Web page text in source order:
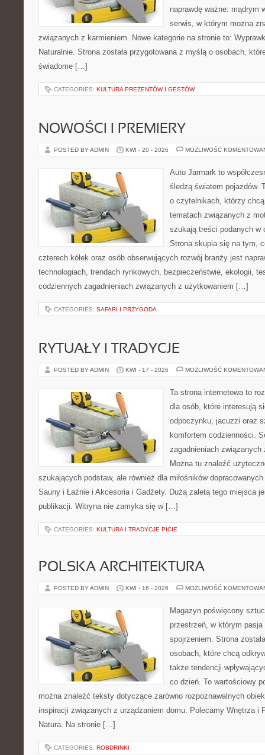
naprawdę ważne: mądrym
serwis, w którym można
związanych z karmieniem. Nowe kategorie na stronie to:
Naturalnie. Strona została przygotowana z myślą o osobach,
świadome […]
CATEGORIES: KULTURA PREZENTÓW I GESTÓW
NOWOŚCI I PREMIERY
POSTED BY ADMIN KWI - 20 - 2026 MOŻLIWOŚĆ
Auto Jarmark to
śledzą światem pojazdów.
o czytelnikach, którzy
tematach związanych z
szukają treści podanych
Strona skupia się na tym,
czterech kółek oraz osób obserwujących rozwój branży jest
technologiach, trendach rynkowych, bezpieczeństwie, ekologii,
codziennych zagadnieniach związanych z użytkowaniem […]
CATEGORIES: SAFARI I PRZYGODA
RYTUAŁY I TRADYCJE
POSTED BY ADMIN KWI - 17 - 2026 MOŻLIWOŚĆ
Ta strona internetowa to
dla osób, które interesują
odpoczynku, jacuzzi oraz
komfortem codzienności.
zagadnieniach
Można tu znaleźć
szukających podstaw, ale również dla miłośników
Sauny i Łaźnie i Akcesoria i Gadżety. Dużą zaletą tego miejsca
publikacji. Witryna nie zamyka się w […]
CATEGORIES: KULTURA I TRADYCJE PICIE
POLSKA ARCHITEKTURA
POSTED BY ADMIN KWI - 16 - 2026 MOŻLIWOŚĆ
Magazyn poświęcony
przestrzeń, w którym
spojrzeniem. Strona
osobach, które chcą
także tendencji
co dzień. To wartościowy
można znaleźć teksty dotyczące zarówno rozpoznawalnych
inspiracji związanych z urządzaniem domu. Polecamy Wnętrza i
Natura. Na stronie […]
CATEGORIES: ROBDRINKI